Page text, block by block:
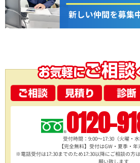
0120-
受付時間：9:00～17:30（火曜・水
【完全無料】受付はGW・夏季・年
※電話受付は17:30までのため17:30以降にご相談の方は
願い致します